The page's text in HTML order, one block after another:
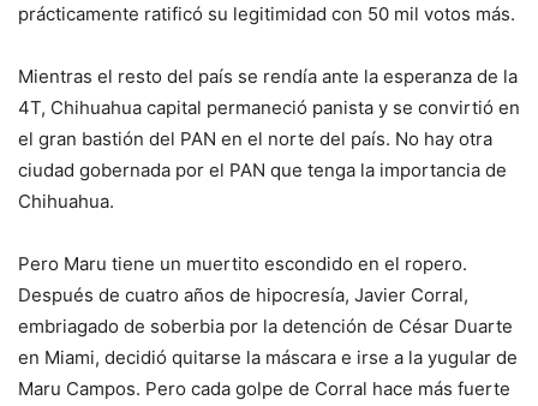
prácticamente ratificó su legitimidad con 50 mil votos más.
Mientras el resto del país se rendía ante la esperanza de la
4T, Chihuahua capital permaneció panista y se convirtió en
el gran bastión del PAN en el norte del país. No hay otra
ciudad gobernada por el PAN que tenga la importancia de
Chihuahua.
Pero Maru tiene un muertito escondido en el ropero.
Después de cuatro años de hipocresía, Javier Corral,
embriagado de soberbia por la detención de César Duarte
en Miami, decidió quitarse la máscara e irse a la yugular de
Maru Campos. Pero cada golpe de Corral hace más fuerte